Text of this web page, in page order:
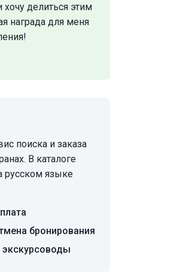
делиться этим
награда для меня
поиска и заказа
В каталоге
русском языке
бронирования